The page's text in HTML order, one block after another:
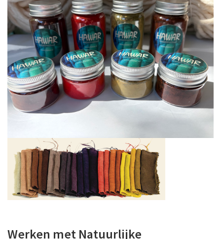
Werken met Natuurlijke